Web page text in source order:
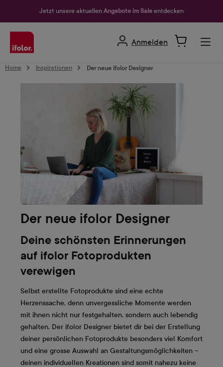
Jetzt unsere aktuellen Angebote im Sale entdecken
Anmelden
Home Inspirationen Der neue ifolor Designer
Der neue ifolor Designer
Deine schönsten Erinnerungen
auf ifolor Fotoprodukten
verewigen
Selbst erstellte Fotoprodukte sind eine echte
Herzenssache, denn unvergessliche Momente werden
mit ihnen nicht nur festgehalten, sondern auch lebendig
gehalten. Der ifolor Designer bietet dir bei der Erstellung
deiner persönlichen Fotoprodukte besonders viel Komfort
und eine grosse Auswahl an Gestaltungsmöglichkeiten –
deinen individuellen Kreationen sind somit nahezu keine